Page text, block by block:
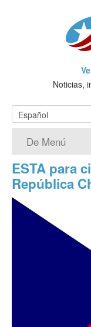
Noticias,
De Menú
Página de
¿Qué es ESTA?
ESTA para
República